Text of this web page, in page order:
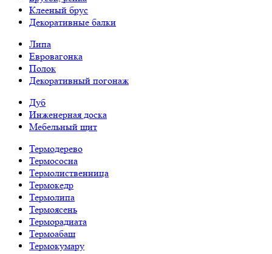
Клееный брус
Декоративные балки
Липа
Евровагонка
Полок
Декоративный погонаж
Дуб
Инженерная доска
Мебельный щит
Термодерево
Термососна
Термолиственница
Термокедр
Термолипа
Термоясень
Терморадиата
Термоабаш
Термокумару